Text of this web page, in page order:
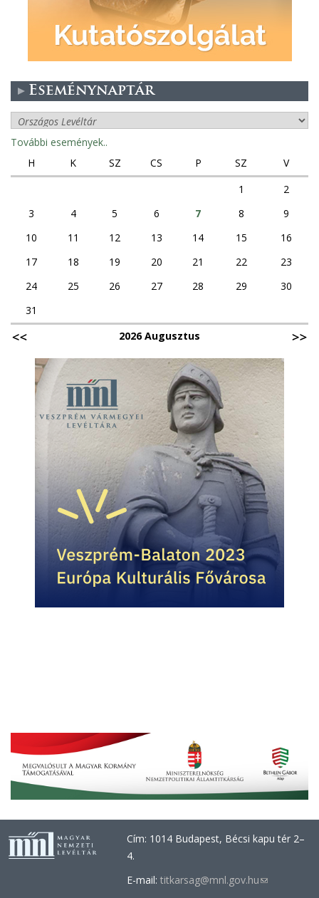
Eseménynaptár
További események..
H
K SZ CS P SZ
V
1
2
3
4 5 6 7 8
9
10
11 12 13 14 15
16
17
18 19 20 21 22
23
24
25 26 27 28 29
30
31
2026 Augusztus
Cím: 1014 Budapest, Bécsi kapu tér 2–
4.
E-mail:titkarsag@mnl.gov.hu(link